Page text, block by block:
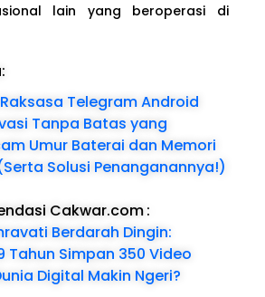
lain yang beroperasi di
Telegram Android
Tanpa Batas yang
Umur Baterai dan Memori
Solusi Penanganannya!)
Cakwar.com:
Berdarah Dingin:
Tahun Simpan 350 Video
Digital Makin Ngeri?